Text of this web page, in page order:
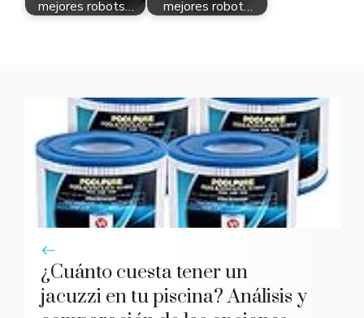
mejores robots…
mejores robot…
¿Cuánto cuesta tener un
jacuzzi en tu piscina? Análisis y